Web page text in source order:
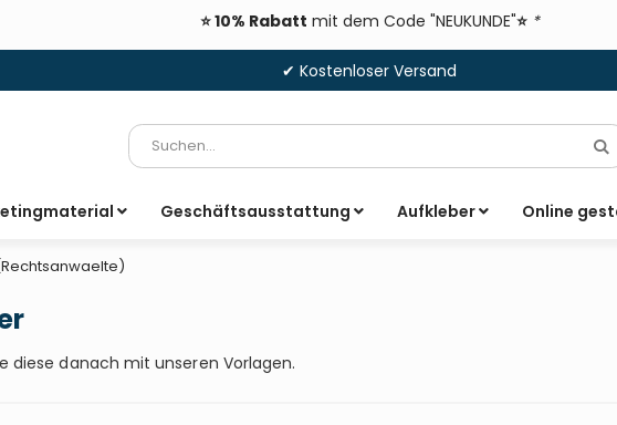
⭐ 10% Rabatt mit dem Code "NEUKUNDE"⭐ *
✔ Kostenloser Versand
Suche
Geschäftsausstattung Aufkleber Online
diese danach mit unseren Vorlagen.